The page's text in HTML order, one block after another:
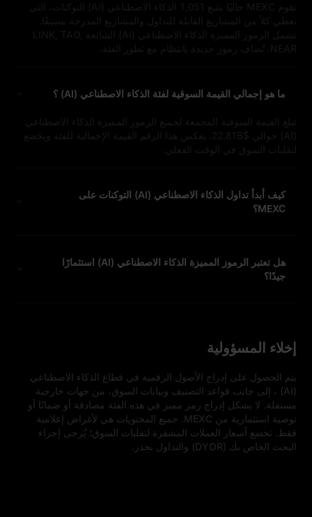
تقوم MEXC حاليًا بتتبع 1,051 الذكاء الاصطناعي (AI) التوكنات، التي
تغطي كلاً من المشاريع القابلة للتداول والمشاريع المدرجة مسبقًا.
تشمل الرموز المميزة الذكاء الاصطناعي (AI) الشائعة LINK, TAO,
NEAR. تُضاف رموز جديدة بانتظام مع تطور الفئة.
ما هو إجمالي القيمة السوقية لفئة الذكاء الاصطناعي (AI) ؟
تبلغ القيمة السوقية المجمعة لجميع الرموز المميزة الذكاء الاصطناعي
(AI) حوالي $22.81B. يعكس هذا الرقم القيمة الإجمالية للفئة ويخضع
لتقلبات السوق في الوقت الفعلي.
كيف أبدأ تداول الذكاء الاصطناعي (AI) التوكنات على
MEXC؟
هل تعتبر الرموز المميزة الذكاء الاصطناعي (AI) استثمارًا
جيدًا؟
إخلاء المسؤولية
البحث الخاص بك (DYOR) والتداول بحذر.